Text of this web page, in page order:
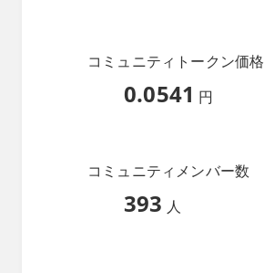
コミュニティトークン価格
0.0541 円
コミュニティメンバー数
393 人